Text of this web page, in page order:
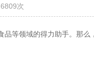
次
等领域的得力助手。那么